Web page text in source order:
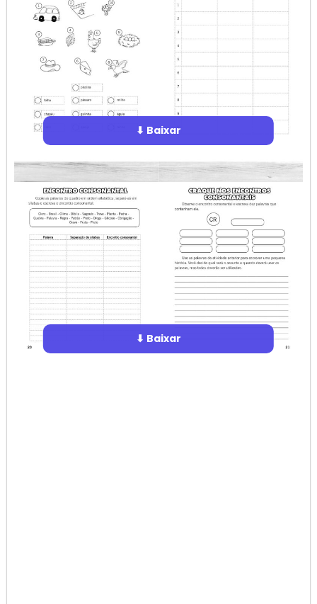
⬇ Baixar
⬇ Baixar